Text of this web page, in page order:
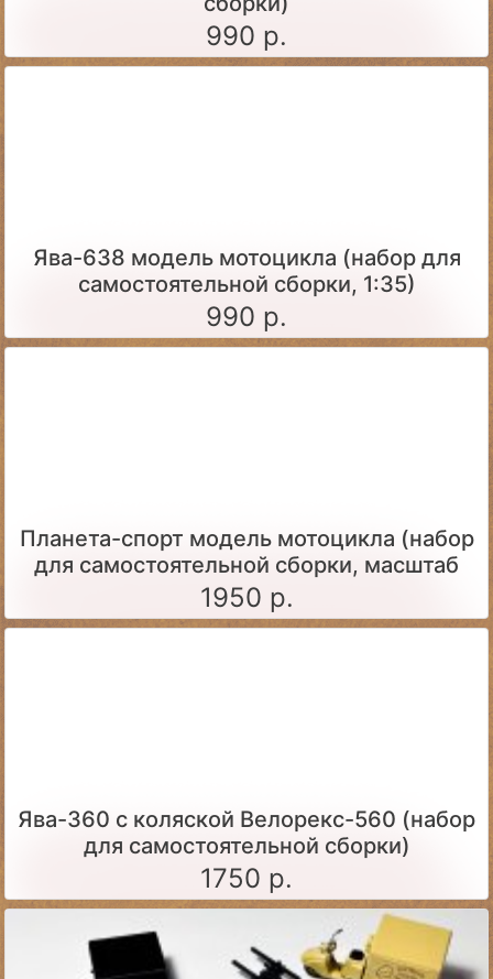
990 р.
Ява-638 модель мотоцикла (набор для
самостоятельной сборки, 1:35)
990 р.
Планета-спорт модель мотоцикла (набор
для самостоятельной сборки, масштаб
1:24)
1950 р.
Ява-360 c коляской Велорекс-560 (набор
для самостоятельной сборки)
1750 р.